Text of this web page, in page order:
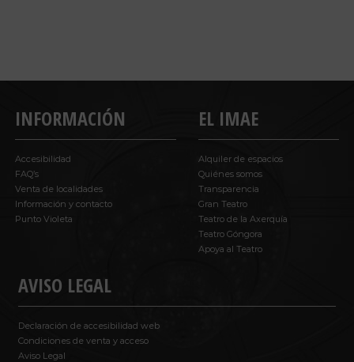
INFORMACIÓN
Accesibilidad
FAQ’s
Venta de localidades
Información y contacto
Punto Violeta
AVISO LEGAL
Declaración de accesibilidad web
Condiciones de venta y acceso
Aviso Legal
EL IMAE
Alquiler de espacios
Quiénes somos
Transparencia
Gran Teatro
Teatro de la Axerquía
Teatro Góngora
Apoya al Teatro